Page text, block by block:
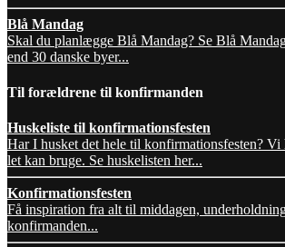
Blå Mandag
Skal du planlægge Blå Mandag? Se Blå
end 30 danske byer...
Til forældrene til konfirmanden
Huskeliste til konfirmationsfesten
Har I husket det hele til konfirmationsfesten? Vi
let kan bruge. Se huskelisten her...
Konfirmationsfesten
Få inspiration fra alt til middagen,
konfirmanden...